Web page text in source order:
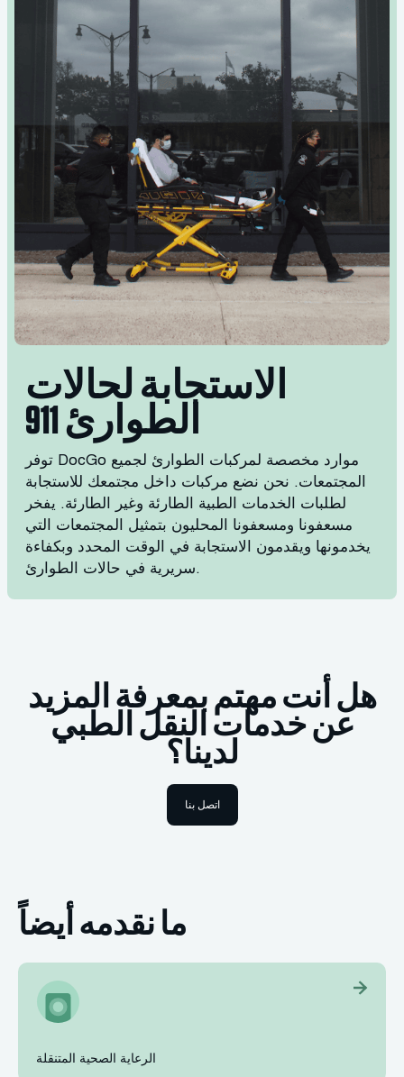
الاستجابة لحالات
الطوارئ 911
توفر DocGo موارد مخصصة لمركبات الطوارئ لجميع
المجتمعات. نحن نضع مركبات داخل مجتمعك للاستجابة
لطلبات الخدمات الطبية الطارئة وغير الطارئة. يفخر
مسعفونا ومسعفونا المحليون بتمثيل المجتمعات التي
يخدمونها ويقدمون الاستجابة في الوقت المحدد وبكفاءة
سريرية في حالات الطوارئ.
هل أنت مهتم بمعرفة المزيد
عن خدمات النقل الطبي
لدينا؟
اتصل بنا
ما نقدمه أيضاً
الرعاية الصحية المتنقلة